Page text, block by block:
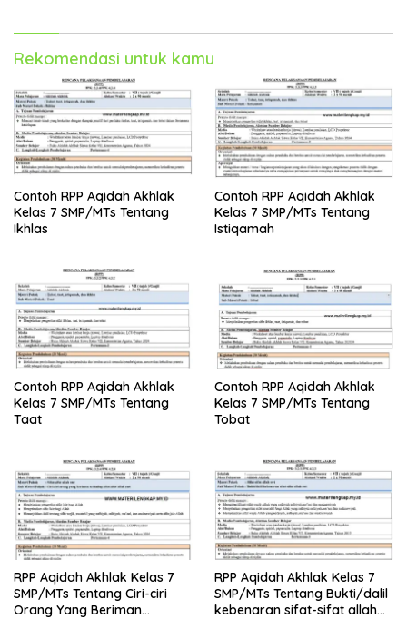
Rekomendasi untuk kamu
Contoh RPP Aqidah Akhlak
Kelas 7 SMP/MTs Tentang
Ikhlas
Contoh RPP Aqidah Akhlak
Kelas 7 SMP/MTs Tentang
Istiqamah
Contoh RPP Aqidah Akhlak
Kelas 7 SMP/MTs Tentang
Taat
Contoh RPP Aqidah Akhlak
Kelas 7 SMP/MTs Tentang
Tobat
RPP Aqidah Akhlak Kelas 7
SMP/MTs Tentang Ciri-ciri
Orang Yang Beriman
RPP Aqidah Akhlak Kelas 7
SMP/MTs Tentang Bukti/dalil
kebenaran sifat-sifat allah